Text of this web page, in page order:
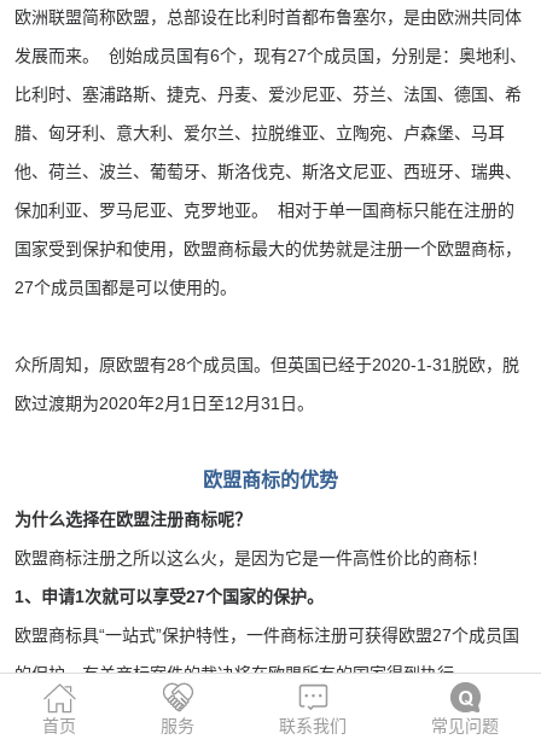
欧洲联盟简称欧盟，总部设在比利时首都布鲁塞尔，是由欧洲共同体
发展而来。 创始成员国有6个，现有27个成员国，分别是：奥地利、
比利时、塞浦路斯、捷克、丹麦、爱沙尼亚、芬兰、法国、德国、希
腊、匈牙利、意大利、爱尔兰、拉脱维亚、立陶宛、卢森堡、马耳
他、荷兰、波兰、葡萄牙、斯洛伐克、斯洛文尼亚、西班牙、瑞典、
保加利亚、罗马尼亚、克罗地亚。 相对于单一国商标只能在注册的
国家受到保护和使用，欧盟商标最大的优势就是注册一个欧盟商标，
27个成员国都是可以使用的。
众所周知，原欧盟有28个成员国。但英国已经于2020-1-31脱欧，脱
欧过渡期为2020年2月1日至12月31日。
欧盟商标的优势
为什么选择在欧盟注册商标呢？
欧盟商标注册之所以这么火，是因为它是一件高性价比的商标！
1、申请1次就可以享受27个国家的保护。
欧盟商标具“一站式”保护特性，一件商标注册可获得欧盟27个成员国
的保护，有关商标案件的裁决将在欧盟所有的国家得到执行。
首页 服务 联系我们 常见问题